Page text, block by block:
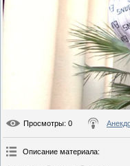
Просмотры: 0
Описание материала: